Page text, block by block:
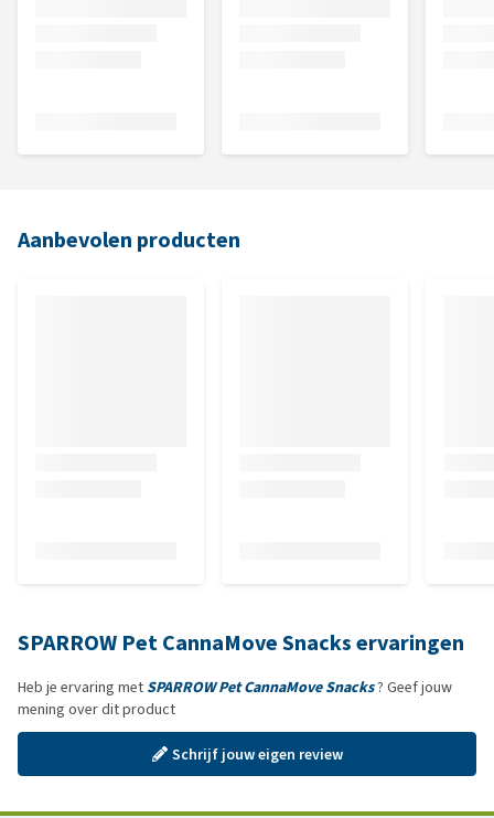
Aanbevolen producten
SPARROW Pet CannaMove Snacks ervaringen
Heb je ervaring met SPARROW Pet CannaMove Snacks? Geef jouw
mening over dit product
Schrijf jouw eigen review